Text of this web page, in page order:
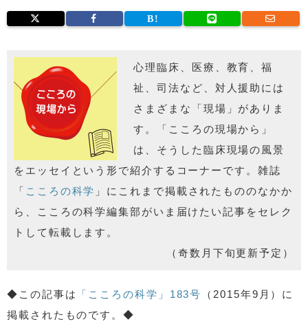
心理臨床、医療、教育、福
祉、司法など、対人援助には
さまざまな「現場」がありま
す。「こころの現場から」
は、そうした臨床現場の風景
をエッセイという形で紹介するコーナーです。雑誌
「 こころの科学 」にこれまで掲載されたもののなかか
ら、こころの科学編集部がいま届けたい記事をセレク
トして転載します。
（奇数月下旬更新予定）
◆この記事は 「こころの科学」183号
（2015年9月）に
掲載されたものです。◆